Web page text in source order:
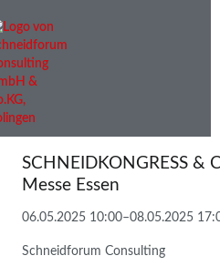
SCHNEIDKONGRESS &
Messe Essen
06.05.2025 10:00–08.05.2025
Schneidforum Consulting